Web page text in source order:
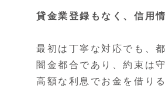
貸金業登録もなく、信用
最初は丁寧な対応でも、
闇金都合であり、約束は
高額な利息でお金を借り